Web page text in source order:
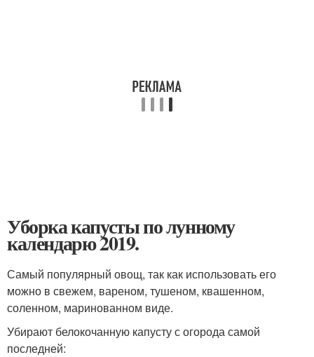
Уборка капусты по лунному
календарю 2019.
Самый популярный овощ, так как использовать его
можно в свежем, вареном, тушеном, квашенном,
соленном, маринованном виде.
Убирают белокочанную капусту с огорода самой
последней: